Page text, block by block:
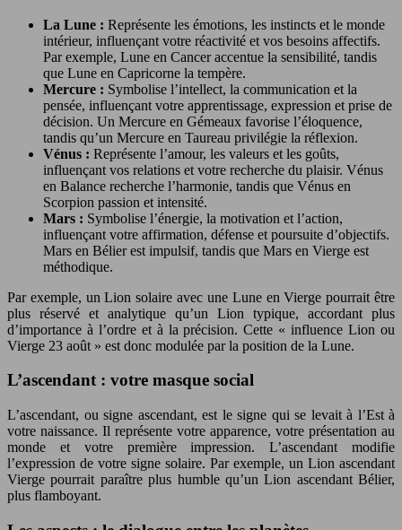
La Lune : Représente les émotions, les instincts et le monde
intérieur, influençant votre réactivité et vos besoins affectifs.
Par exemple, Lune en Cancer accentue la sensibilité, tandis
que Lune en Capricorne la tempère.
Mercure : Symbolise l’intellect, la communication et la
pensée, influençant votre apprentissage, expression et prise de
décision. Un Mercure en Gémeaux favorise l’éloquence,
tandis qu’un Mercure en Taureau privilégie la réflexion.
Vénus : Représente l’amour, les valeurs et les goûts,
influençant vos relations et votre recherche du plaisir. Vénus
en Balance recherche l’harmonie, tandis que Vénus en
Scorpion passion et intensité.
Mars : Symbolise l’énergie, la motivation et l’action,
influençant votre affirmation, défense et poursuite d’objectifs.
Mars en Bélier est impulsif, tandis que Mars en Vierge est
méthodique.
Par exemple, un Lion solaire avec une Lune en Vierge pourrait être
plus réservé et analytique qu’un Lion typique, accordant plus
d’importance à l’ordre et à la précision. Cette « influence Lion ou
Vierge 23 août » est donc modulée par la position de la Lune.
L’ascendant : votre masque social
L’ascendant, ou signe ascendant, est le signe qui se levait à l’Est à
votre naissance. Il représente votre apparence, votre présentation au
monde et votre première impression. L’ascendant modifie
l’expression de votre signe solaire. Par exemple, un Lion ascendant
Vierge pourrait paraître plus humble qu’un Lion ascendant Bélier,
plus flamboyant.